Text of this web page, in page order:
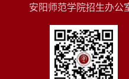
安阳师范学院招生办公